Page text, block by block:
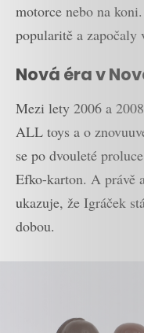
motorce nebo na
popularitě a započaly
Nová éra v
Mezi lety 2006 a
ALL toys a o
se po dvouleté
Efko-karton. A právě
ukazuje, že Igráček
dobou.